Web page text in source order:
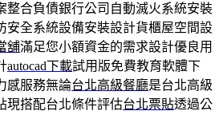
整合負債銀行公司自動滅火系統安裝
安全系統設備安裝設計貨櫃屋空間設
舖滿足您小額資金的需求設計優良用
autocad下載試用版免費教育軟體下
感服務無論台北高級餐廳是台北高級
現搭配台北條件評估台北票貼透過公